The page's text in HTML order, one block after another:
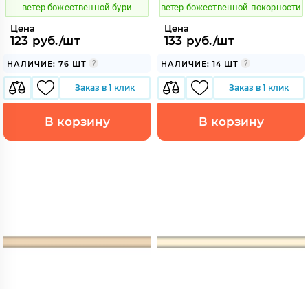
ветер божественной бури
Цена
123 руб./шт
НАЛИЧИЕ: 76 ШТ
Заказ в 1 клик
В корзину
ветер божественной покорности
Цена
133 руб./шт
НАЛИЧИЕ: 14 ШТ
Заказ в 1 клик
В корзину